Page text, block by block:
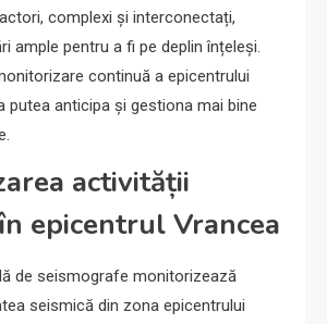
complexi și interconectați,
ample pentru a fi pe deplin înțeleși.
continuă a epicentrului
putea anticipa și gestiona mai bine
activității
epicentrul Vrancea
de seismografe monitorizează
seismică din zona epicentrului